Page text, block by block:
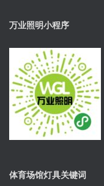
万业照明小程序
体育场馆灯具关键词